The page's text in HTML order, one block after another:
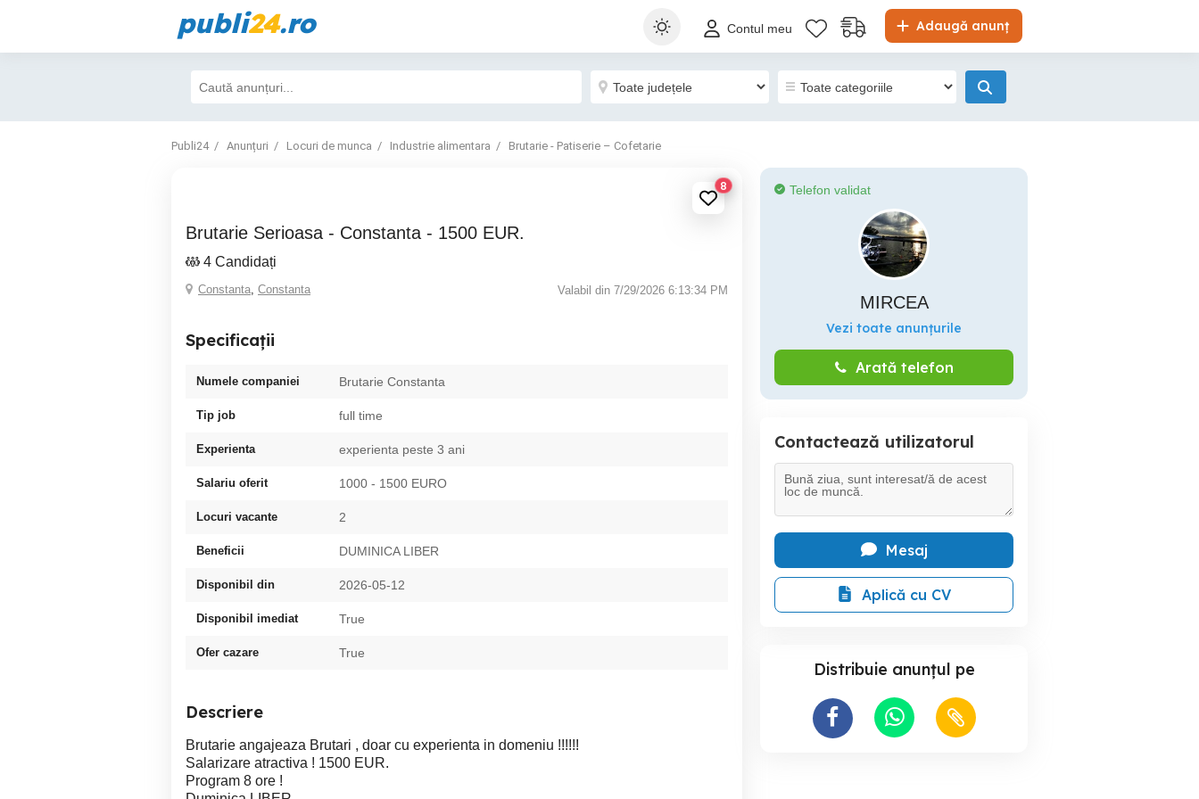
publi24.ro Adaugă anunț
Contul meu
Publi24 Anunțuri Locuri de munca Industrie alimentara Brutarie - Patiserie – Cofetarie
8
Brutarie Serioasa - Constanta - 1500 EUR.
4 Candidați
Constanta, Constanta Valabil din 7/29/2026 6:13:34 PM
Specificații
Numele companiei Brutarie Constanta
Tip job full time
Experienta experienta peste 3 ani
Salariu oferit 1000 - 1500 EURO
Locuri vacante 2
Beneficii DUMINICA LIBER
Disponibil din 2026-05-12
Disponibil imediat True
Ofer cazare True
Descriere
Brutarie angajeaza Brutari , doar cu experienta in domeniu !!!!!!
Salarizare atractiva ! 1500 EUR.
Program 8 ore !
Telefon validat
MIRCEA
Vezi toate anunțurile
Arată telefon
Contactează utilizatorul
Mesaj
Aplică cu CV
Distribuie anunțul pe